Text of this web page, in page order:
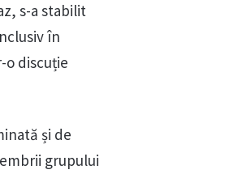
s-a stabilit
în
discuție
și de
grupului